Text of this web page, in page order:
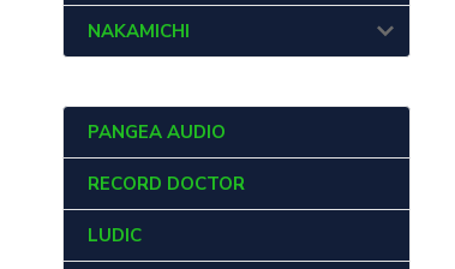
NAKAMICHI
PANGEA AUDIO
RECORD DOCTOR
LUDIC